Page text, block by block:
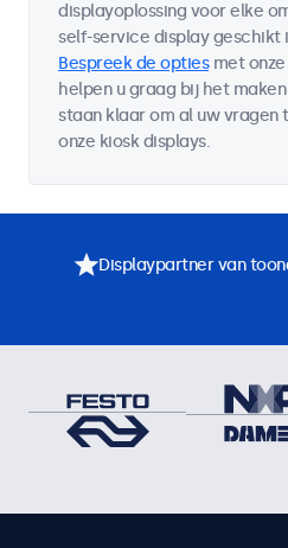
displayoplossing voor elke
self-service display geschikt
Bespreek de optiesmet onze
helpen u graag bij het
staan klaar om al uw
onze kiosk displays.
Displaypartner van